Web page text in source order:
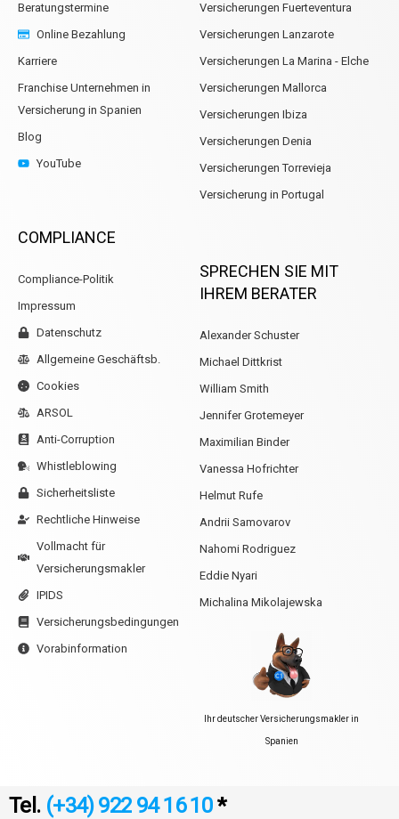
Beratungstermine
Online Bezahlung
Karriere
Franchise Unternehmen in
Versicherung in Spanien
Blog
YouTube
COMPLIANCE
Compliance-Politik
Impressum
Datenschutz
Allgemeine Geschäftsb.
Cookies
ARSOL
Anti-Corruption
Whistleblowing
Sicherheitsliste
Rechtliche Hinweise
Vollmacht für
Versicherungsmakler
IPIDS
Versicherungsbedingungen
Vorabinformation
Versicherungen Fuerteventura
Versicherungen Lanzarote
Versicherungen La Marina - Elche
Versicherungen Mallorca
Versicherungen Ibiza
Versicherungen Denia
Versicherungen Torrevieja
Versicherung in Portugal
SPRECHEN SIE MIT
IHREM BERATER
Alexander Schuster
Michael Dittkrist
William Smith
Jennifer Grotemeyer
Maximilian Binder
Vanessa Hofrichter
Helmut Rufe
Andrii Samovarov
Nahomi Rodriguez
Eddie Nyari
Michalina Mikolajewska
Ihr deutscher Versicherungsmakler in
Spanien
Tel.(+34) 922 94 16 10*